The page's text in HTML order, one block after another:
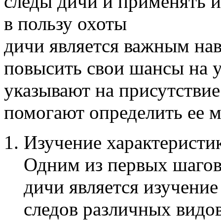
дичи является важным
повысить свои шансы на
указывают на
помогают определить ее
Изучение
Одним из первых
дичи является
следов различных